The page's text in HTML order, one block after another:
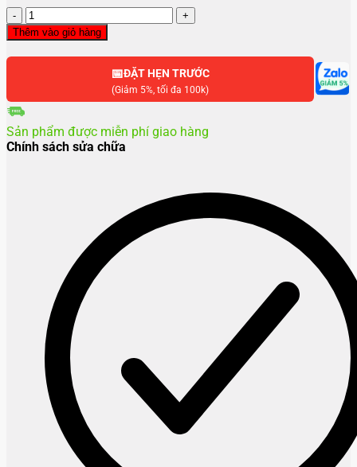
Thay
màn
hình
Samsung
7
lượng
Thêm vào giỏ hàng
📅ĐẶT HẸN TRƯỚC
(Giảm 5%, tối đa 100k)
Sản phẩm được miễn phí giao hàng
Chính sách sửa chữa